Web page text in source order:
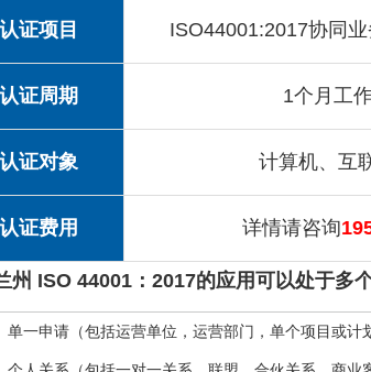
证项目 ISO44001:2017协同
证周期 1个月工
证对象 计算机、互
证费用 详情请咨询
州 ISO 44001：2017的应用可以处于多
单一申请（包括运营单位，运营部门，单个项目或计